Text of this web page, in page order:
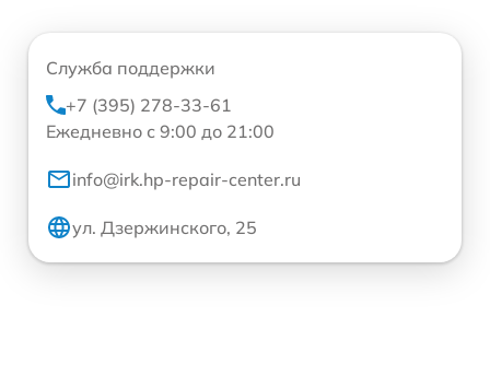
Служба поддержки
+7 (395) 278-33-61
Ежедневно с 9:00 до 21:00
info@irk.hp-repair-center.ru
ул. Дзержинского, 25